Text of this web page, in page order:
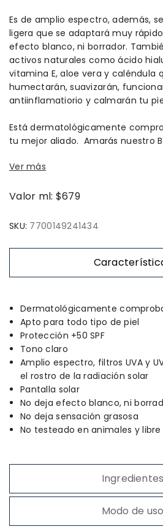
Es de amplio espectro, además,
ligera que se adaptará muy
efecto blanco, ni borrador.
activos naturales como ácido
vitamina E, aloe vera y caléndula
humectarán, suavizarán,
antiinflamatiorio y calmarán tu
Está dermatológicamente
tu mejor aliado. Amarás nuestro
Ver más
Valor ml: $679
SKU: 7700149241434
Dermatológicamente
Apto para todo tipo de piel
Protección +50 SPF
Tono claro
Amplio espectro, filtros UVA y
el rostro de la radiación solar
Pantalla solar
No deja efecto blanco, ni
No deja sensación grasosa
No testeado en animales y
Ingredientes
Modo de uso